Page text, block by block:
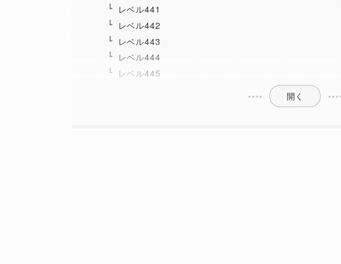
レベル441
レベル442
レベル443
レベル444
レベル445
開く